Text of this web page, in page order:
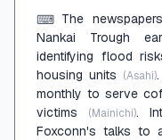
⌨ The
Nankai Trough
identifying flood
housing units (Asahi)
monthly to serve
victims
(Mainichi).
Foxconn's talks to